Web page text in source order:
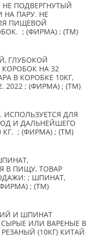
ПОДВЕРГНУТЫЙ
НА ПАРУ. НЕ
ПИЩЕВОЙ
; (ФИРМА) ; (TM)
ГЛУБОКОЙ
КОРОБОК НА 32
В КОРОБКЕ 10КГ,
; (ФИРМА) ; (TM)
ДЛЯ
И ДАЛЬНЕЙШЕГО
; (ФИРМА) ; (TM)
В ПИЩУ, ТОВАР
; ШПИНАТ,
; (TM)
И ШПИНАТ
ИЛИ ВАРЕНЫЕ В
(10КГ) КИТАЙ